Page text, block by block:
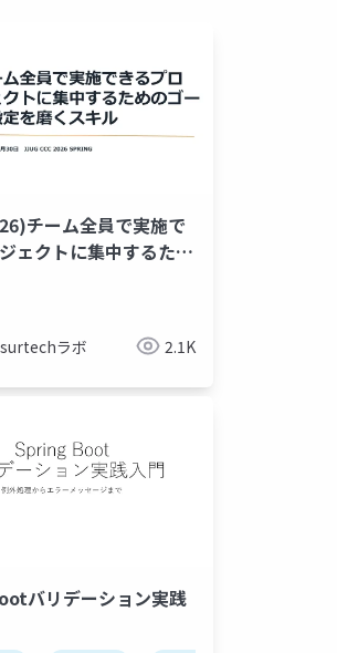
チーム全員で実施で
ェクトに集中するため
ラボ 2.1K
バリデーション実践